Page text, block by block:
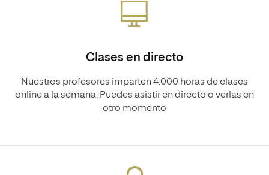
Clases en directo
Nuestros profesores imparten 4.000 horas de clases
online a la semana. Puedes asistir en directo o verlas en
otro momento